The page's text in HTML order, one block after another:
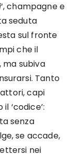
‘, champagne e
seduta
sul fronte
che il
ma subiva
Tanto
capi
‘codice’:
senza
se accade,
nei